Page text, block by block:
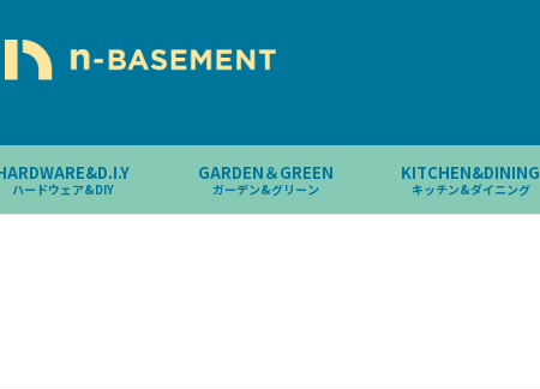
ハードウェア&DIY
GARDEN＆GREEN
ガーデン&グリーン
KITCHEN&DINING
キッチン&ダイニング